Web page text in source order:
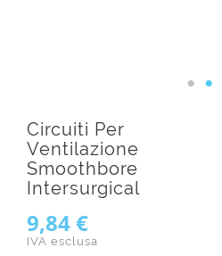
Circuiti Per
Ventilazione
Smoothbore
Intersurgical
9,84 €
IVA esclusa